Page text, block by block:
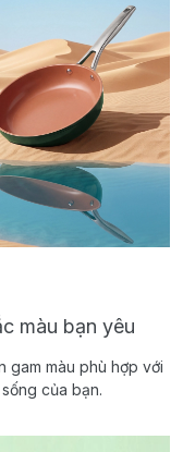
màu bạn yêu
gam màu phù hợp với
của bạn.